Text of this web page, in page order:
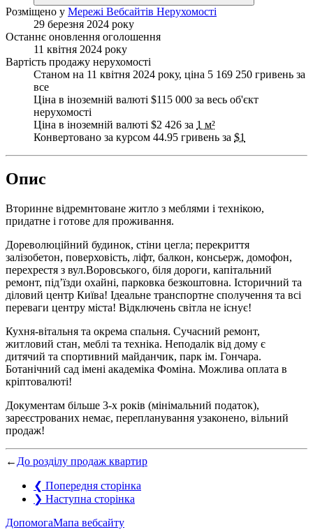
Розміщено у Мережі Вебсайтів Нерухомості
29 березня 2024 року
Останнє оновлення оголошення
11 квітня 2024 року
Вартість продажу нерухомості
Станом на 11 квітня 2024 року, ціна 5 169 250 гривень за
все
Ціна в іноземній валюті $115 000 за весь об'єкт
нерухомості
Ціна в іноземній валюті $2 426 за 1 м²
Конвертовано за курсом 44.95 гривень за $1
Опис
Вторинне відремнтоване житло з меблями і технікою,
придатне і готове для проживання.
Дореволюційний будинок, стіни цегла; перекриття
залізобетон, поверховість, ліфт, балкон, консьерж, домофон,
перехрестя з вул.Воровського, біля дороги, капітальний
ремонт, під’їзди охайні, парковка безкоштовна. Історичний та
діловий центр Київа! Ідеальне транспортне сполучення та всі
переваги центру міста! Відключень світла не існує!
Кухня-вітальня та окрема спальня. Сучасний ремонт,
житловий стан, меблі та техніка. Неподалік від дому є
дитячий та спортивний майданчик, парк ім. Гончара.
Ботанічний сад імені академіка Фоміна. Можлива оплата в
кріптовалюті!
Документам більше 3-х років (мінімальний податок),
зареєстрованих немає, перепланування узаконено, вільний
продаж!
← До розділу продаж квартир
❮ Попередня сторінка
❯ Наступна сторінка
ДопомогаМапа вебсайту